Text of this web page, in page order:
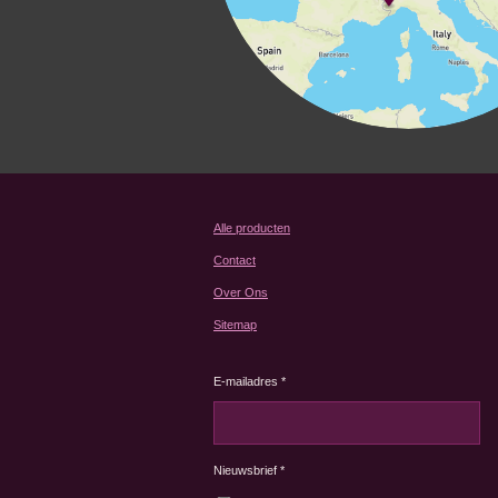
Alle producten
Contact
Over Ons
Sitemap
E-mailadres *
Nieuwsbrief *